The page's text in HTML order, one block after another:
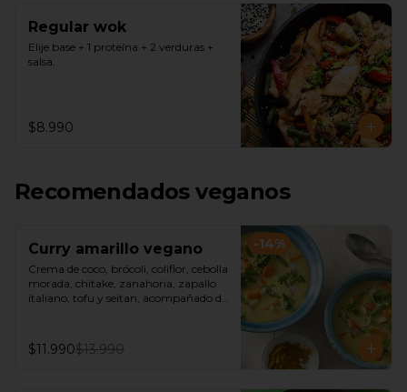
Regular wok
Elije base + 1 proteína + 2 verduras +
salsa.
$8.990
Recomendados veganos
-14%
Curry amarillo vegano
Crema de coco, brócoli, coliflor, cebolla
morada, chitake, zanahoria, zapallo
italiano, tofu y seitan, acompañado de
$11.990$13.990